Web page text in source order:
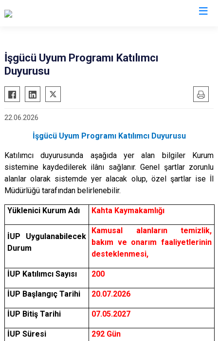
Besni
Çelikhan
Gölbaşı
Samsat
Sincik
Tut
İşgücü Uyum Programı Katılımcı
Duyurusu
22.06.2026
İşgücü Uyum Programı Katılımcı Duyurusu
Katılımcı duyurusunda aşağıda yer alan bilgiler Kurum
sistemine kaydedilerek ilânı sağlanır. Genel şartlar zorunlu
alanlar olarak sistemde yer alacak olup, özel şartlar ise İl
Müdürlüğü tarafından belirlenebilir.
Yüklenici Kurum Adı Kahta Kaymakamlığı
İUP Uygulanabilecek
Durum
Kamusal alanların temizlik,
bakım ve onarım faaliyetlerinin
desteklenmesi,
İUP Katılımcı Sayısı 200
İUP Başlangıç Tarihi 20.07.2026
İUP Bitiş Tarihi 07.05.2027
İUP Süresi 292 Gün